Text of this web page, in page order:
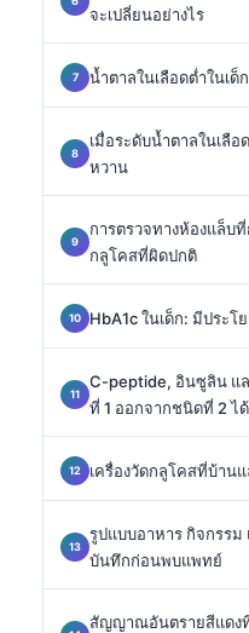
จะเปลี่ยนอย่างไร
น้ำตาลในเลือดต่ำในเ
เมื่อระดับน้ำตาลในเลือ
หวาน
การตรวจทางห้องแล็บ
กลูโคสที่ผิดปกติ
HbA1c ในเด็ก: มีประ
C-peptide, อินซูลิน แ
ที่ 1 ออกจากชนิดที่ 2 ไ
เครื่องวัดกลูโคสที่บ้าน
รูปแบบอาหาร กิจกรร
บันทึกก่อนพบแพทย์
สัญญาณอันตรายสีแดงที่